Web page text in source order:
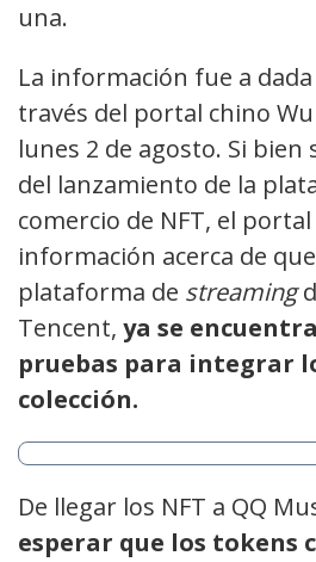
una.
La información fue a dada
través del portal chino
lunes 2 de agosto. Si bien
del lanzamiento de la
comercio de NFT, el
información acerca de
plataforma de streaming
Tencent, ya se
pruebas para integrar
colección.
De llegar los NFT a QQ
esperar que los tokens